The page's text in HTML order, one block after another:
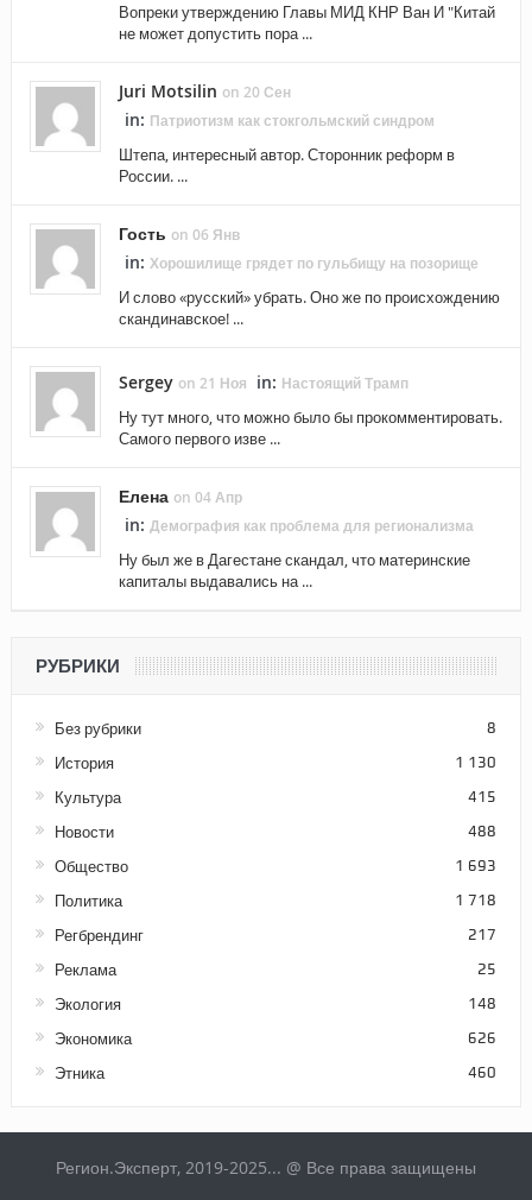
Вопреки утверждению Главы МИД КНР Ван И "Китай
не может допустить пора ...
Juri Motsilin on 20 Сен
in: Патриотизм как стокгольмский синдром
Штепа, интересный автор. Сторонник реформ в
России. ...
Гость on 06 Янв
in: Хорошилище грядет по гульбищу на позорище
И слово «русский» убрать. Оно же по происхождению
скандинавское! ...
Sergey on 21 Ноя in: Настоящий Трамп
Ну тут много, что можно было бы прокомментировать.
Самого первого изве ...
Елена on 04 Апр
in: Демография как проблема для регионализма
Ну был же в Дагестане скандал, что материнские
капиталы выдавались на ...
РУБРИКИ
Без рубрики 8
История 1 130
Культура 415
Новости 488
Общество 1 693
Политика 1 718
Регбрендинг 217
Реклама 25
Экология 148
Экономика 626
Этника 460
Регион.Эксперт, 2019-2025... @ Все права защищены